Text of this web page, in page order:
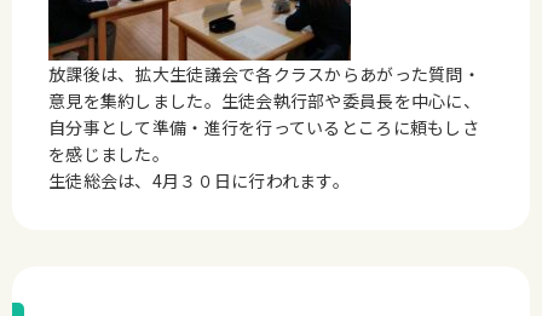
放課後は、拡大生徒議会で各クラスからあがった質問・
意見を集約しました。生徒会執行部や委員長を中心に、
自分事として準備・進行を行っているところに頼もしさ
を感じました。
生徒総会は、4月３０日に行われます。